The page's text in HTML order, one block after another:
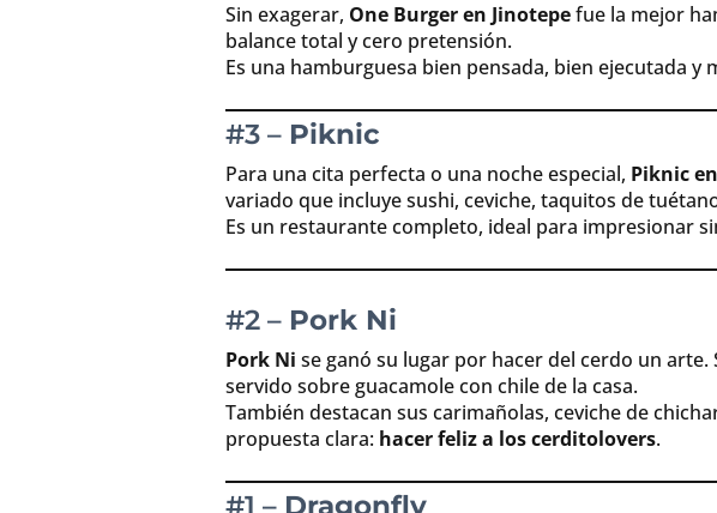
Sin exagerar, One Burger en Jinotepefue la mejor
balance total y cero pretensión.
Es una hamburguesa bien pensada, bien ejecutada
#3 – Piknic
Para una cita perfecta o una noche especial, Piknic
variado que incluye sushi, ceviche, taquitos de
Es un restaurante completo, ideal para impresionar
#2 – Pork Ni
Pork Ni se ganó su lugar por hacer del cerdo un
servido sobre guacamole con chile de la casa.
También destacan sus carimañolas, ceviche de
propuesta clara: hacer feliz a los cerditolovers.
#1 – Dragonfly